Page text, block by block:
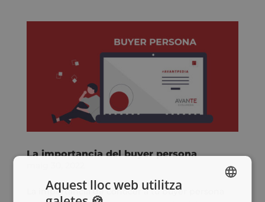
La importancia del buyer persona
La importancia de conocer a tu buyer persona
Aquest lloc web utilitza